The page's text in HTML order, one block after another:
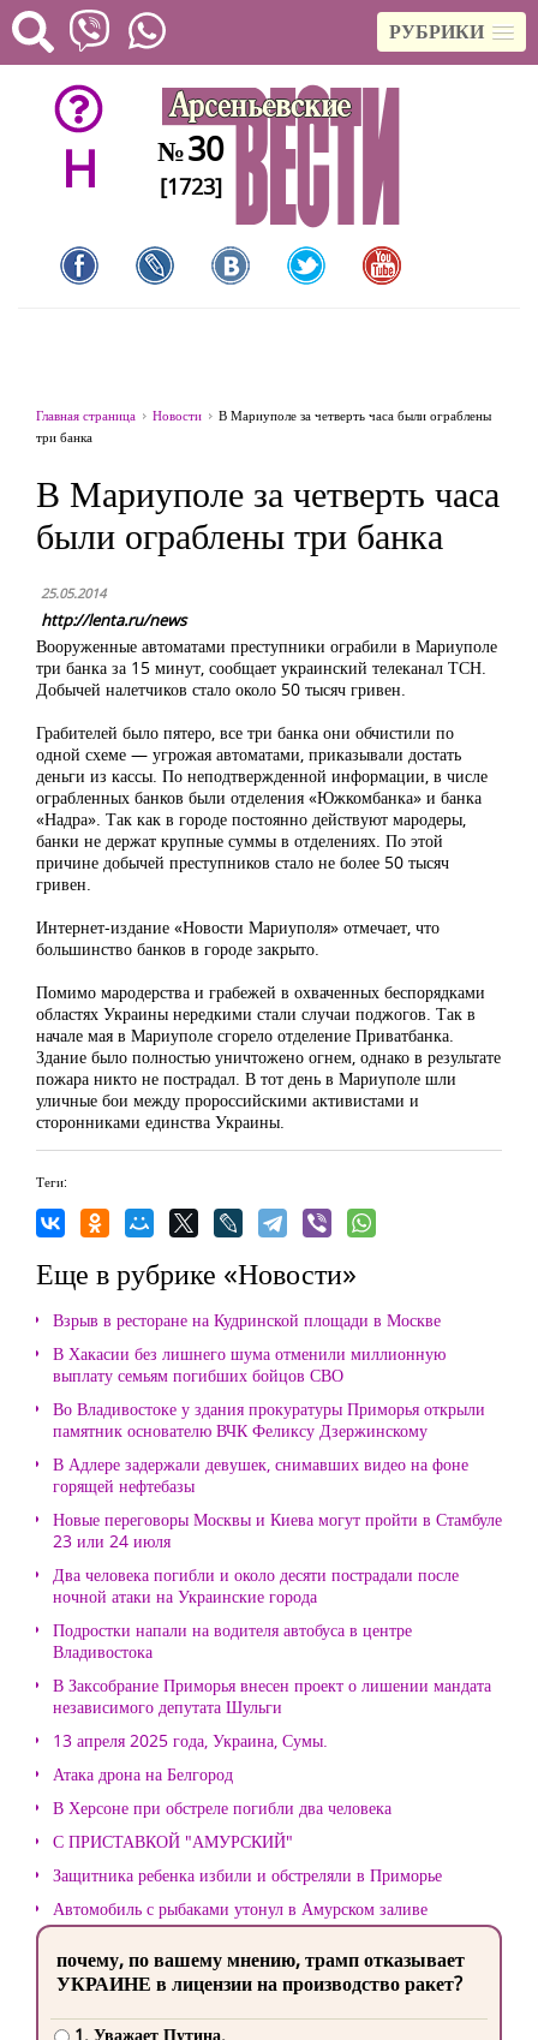
РУБРИКИ
H №30
[1723]
Главная страница Новости
В Мариуполе за четверть часа были ограблены
три банка
В Мариуполе за четверть часа
были ограблены три банка
25.05.2014
http://lenta.ru/news
Вооруженные автоматами преступники ограбили в Мариуполе
три банка за 15 минут, сообщает украинский телеканал ТСН.
Добычей налетчиков стало около 50 тысяч гривен.
Грабителей было пятеро, все три банка они обчистили по
одной схеме — угрожая автоматами, приказывали достать
деньги из кассы. По неподтвержденной информации, в числе
ограбленных банков были отделения «Южкомбанка» и банка
«Надра». Так как в городе постоянно действуют мародеры,
банки не держат крупные суммы в отделениях. По этой
причине добычей преступников стало не более 50 тысяч
гривен.
Интернет-издание «Новости Мариуполя» отмечает, что
большинство банков в городе закрыто.
Помимо мародерства и грабежей в охваченных беспорядками
областях Украины нередкими стали случаи поджогов. Так в
начале мая в Мариуполе сгорело отделение Приватбанка.
Здание было полностью уничтожено огнем, однако в результате
пожара никто не пострадал. В тот день в Мариуполе шли
уличные бои между пророссийскими активистами и
сторонниками единства Украины.
Теги:
Еще в рубрике «Новости»
Взрыв в ресторане на Кудринской площади в Москве
В Хакасии без лишнего шума отменили миллионную
выплату семьям погибших бойцов СВО
Во Владивостоке у здания прокуратуры Приморья открыли
памятник основателю ВЧК Феликсу Дзержинскому
В Адлере задержали девушек, снимавших видео на фоне
горящей нефтебазы
Новые переговоры Москвы и Киева могут пройти в Стамбуле
23 или 24 июля
Два человека погибли и около десяти пострадали после
ночной атаки на Украинские города
Подростки напали на водителя автобуса в центре
Владивостока
В Заксобрание Приморья внесен проект о лишении мандата
независимого депутата Шульги
13 апреля 2025 года, Украина, Сумы.
Атака дрона на Белгород
В Херсоне при обстреле погибли два человека
С ПРИСТАВКОЙ "АМУРСКИЙ"
Защитника ребенка избили и обстреляли в Приморье
Автомобиль с рыбаками утонул в Амурском заливе
почему, по вашему мнению, трамп отказывает
УКРАИНЕ в лицензии на производство ракет?
1. Уважает Путина.